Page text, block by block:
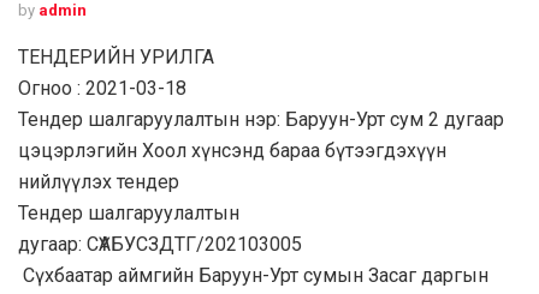
by admin
ТЕНДЕРИЙН УРИЛГА
Огноо : 2021-03-18
Тендер шалгаруулалтын нэр: Баруун-Урт сум 2 дугаар
цэцэрлэгийн Хоол хүнсэнд бараа бүтээгдэхүүн
нийлүүлэх тендер
Тендер шалгаруулалтын
дугаар: СҮАБУСЗДТГ/202103005
Сүхбаатар аймгийн Баруун-Урт сумын Засаг даргын